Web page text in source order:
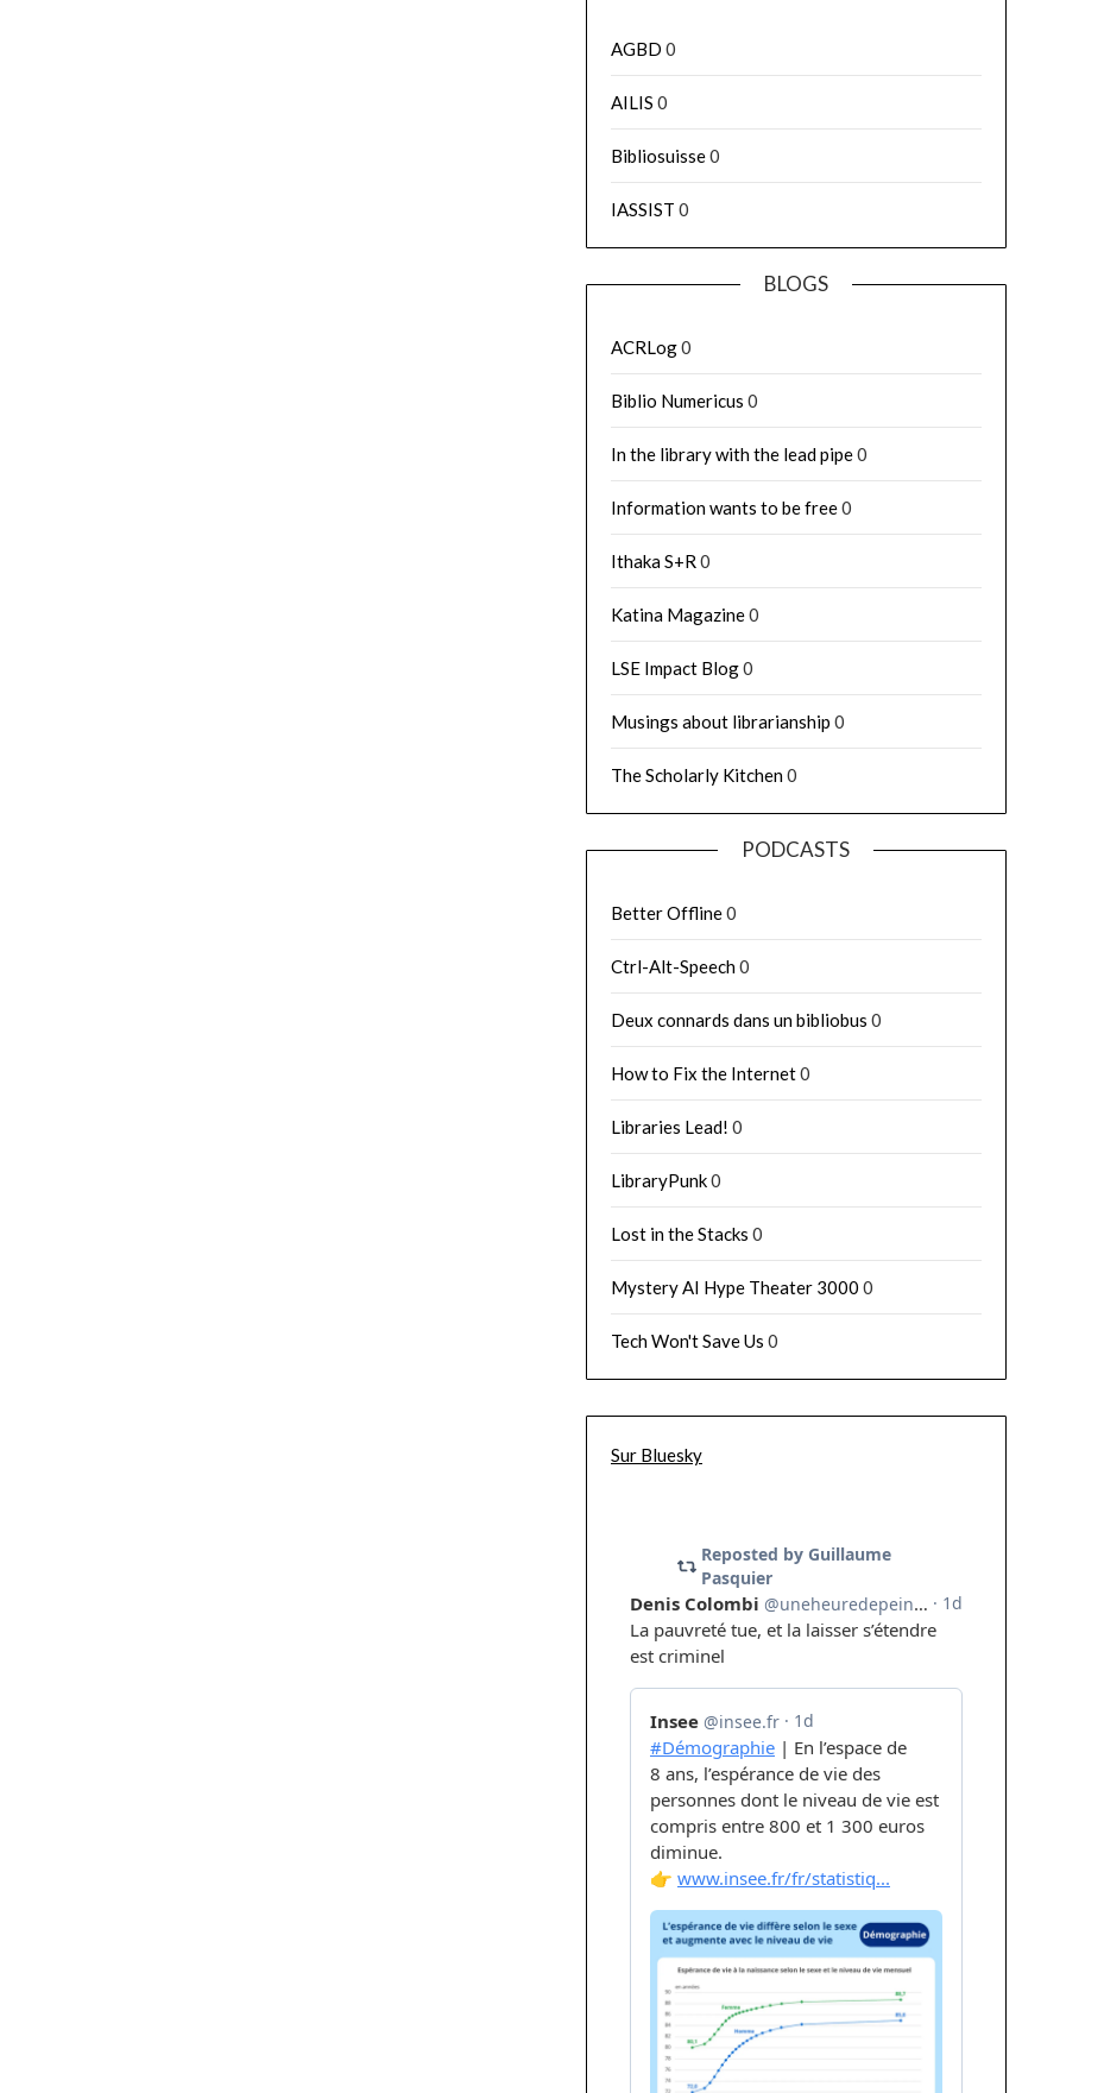
AGBD 0
AILIS 0
Bibliosuisse0
IASSIST 0
BLOGS
ACRLog0
Biblio Numericus 0
In the library with the lead pipe0
Information wants to be free0
Ithaka S+R 0
Katina Magazine0
LSE Impact Blog0
Musings about librarianship 0
The Scholarly Kitchen0
PODCASTS
Better Offline0
Ctrl-Alt-Speech0
Deux connards dans un bibliobus 0
How to Fix the Internet0
Libraries Lead! 0
LibraryPunk0
Lost in the Stacks 0
Mystery AI Hype Theater 3000 0
Tech Won't Save Us 0
Sur Bluesky